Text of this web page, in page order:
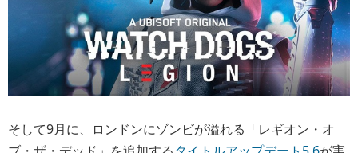
そして9月に、ロンドンにゾンビが溢れる「レギオン・オ